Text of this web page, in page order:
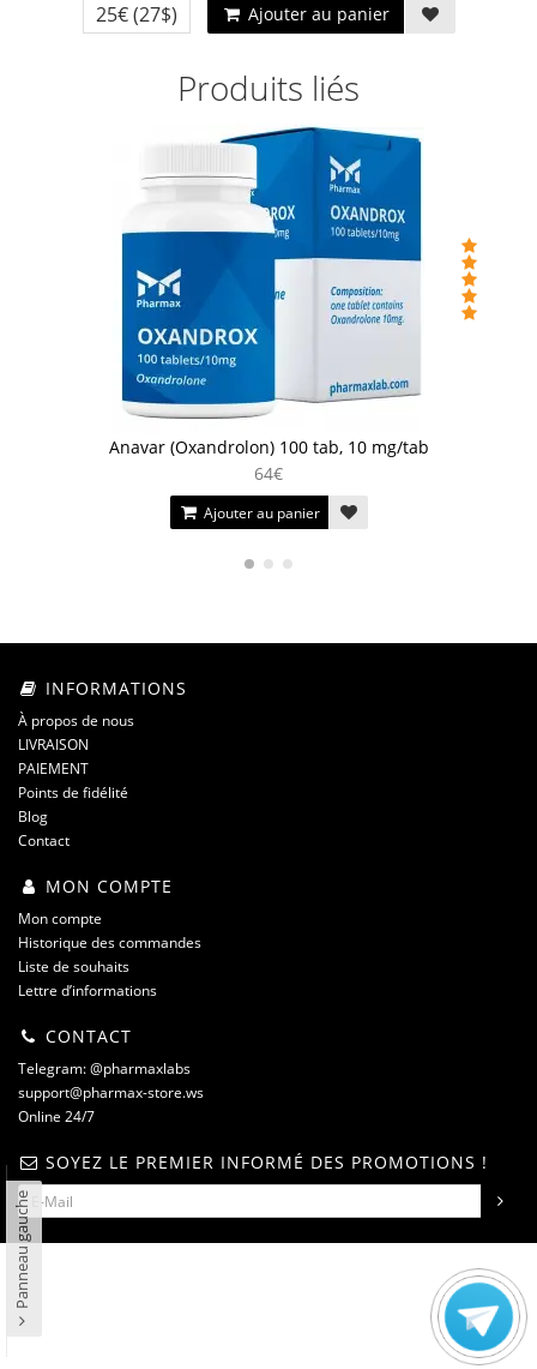
25€(27$) Ajouter au panier
Produits liés
Anavar (Oxandrolon) 100 tab, 10 mg/tab
64€
Ajouter au panier
INFORMATIONS
À propos de nous
LIVRAISON
PAIEMENT
Points de fidélité
Blog
Contact
MON COMPTE
Mon compte
Historique des commandes
Liste de souhaits
Lettre d’informations
CONTACT
Telegram: @pharmaxlabs
support@pharmax-store.ws
Online 24/7
SOYEZ LE PREMIER INFORMÉ DES PROMOTIONS !
steroidshop.ws © -2 – 2026
Panneau gauche